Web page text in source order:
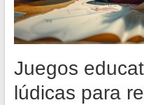
Juegos
lúdicas para